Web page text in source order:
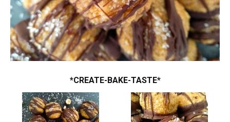
*CREATE-BAKE-TASTE*